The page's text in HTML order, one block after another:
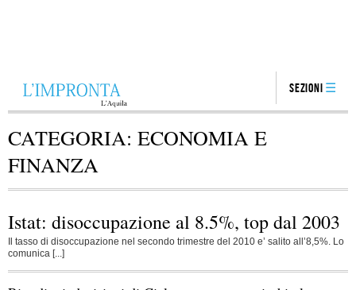
Sezioni
CATEGORIA: ECONOMIA E
FINANZA
Istat: disoccupazione al 8.5%, top dal 2003
Il tasso di disoccupazione nel secondo trimestre del 2010 e’ salito all’8,5%. Lo
comunica [...]